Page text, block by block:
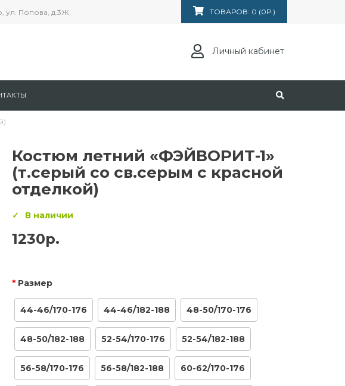
ул. Попова, д.3Ж ТОВАРОВ: 0 (0Р.)
Личный кабинет
Костюм летний «ФЭЙВОРИТ-1»
(т.серый со св.серым с красной
отделкой)
В наличии
1230р.
Размер
44-46/170-176 44-46/182-188 48-50/170-176
48-50/182-188 52-54/170-176 52-54/182-188
56-58/170-176 56-58/182-188 60-62/170-176